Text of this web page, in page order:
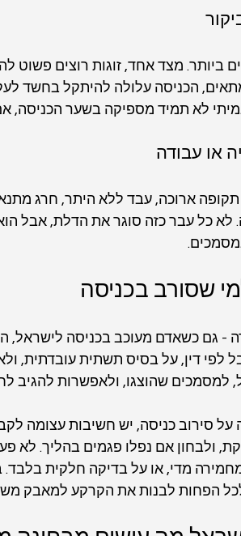
ביותר. מצד אחד, זוגות רוצים פשוט
הכניסה עלולה להיתקל בחשד
לא תמיד מספיקה בשער הכניסה, אם
או עבודה
ארוכה, עבד ללא היתר, חרג
כל עבר כזה סוגר את הדלת, אבל
שסורב בכניסה
- גם כשאדם מעוכב בכניסה לישראל,
דין, על בסיס תשתית עובדתית,
למסמכים שהוצגו, ולאפשרות להגיב
סירוב כניסה, יש חשיבות עצומה
ולבחון אם נפלו פגמים בהליך. לא
מדי, או על בדיקה חלקית בלבד.
הפחות לבנות את הקרקע למאבק